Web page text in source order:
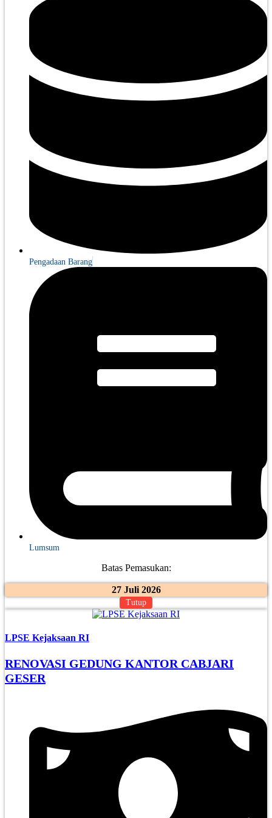
Pengadaan Barang
Lumsum
Batas Pemasukan:
27 Juli 2026
Tutup
LPSE Kejaksaan RI
RENOVASI GEDUNG KANTOR CABJARI
GESER